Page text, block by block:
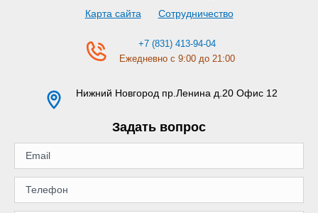
Карта сайта
Сотрудничество
+7 (831) 413-94-04
Ежедневно с 9:00 до 21:00
Нижний Новгород пр.Ленина д.20 Офис 12
Задать вопрос